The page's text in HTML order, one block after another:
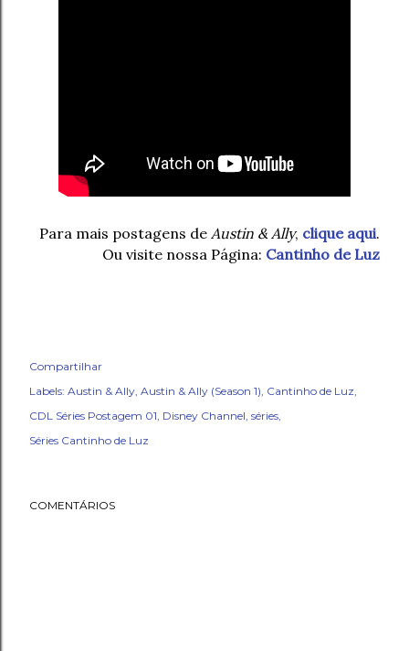
Para mais postagens de Austin & Ally, clique aqui.
Ou visite nossa Página: Cantinho de Luz
Compartilhar
Labels: Austin & Ally Austin & Ally (Season 1) Cantinho de Luz
CDL Séries Postagem 01 Disney Channel séries
Séries Cantinho de Luz
COMENTÁRIOS